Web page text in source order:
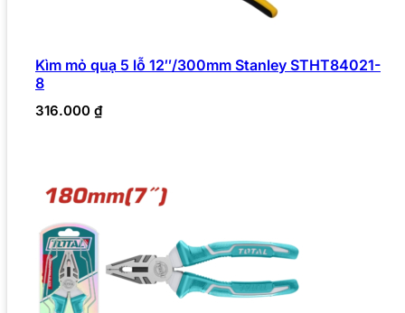
Kìm mỏ quạ 5 lỗ 12″/300mm Stanley STHT84021-
8
316.000 ₫